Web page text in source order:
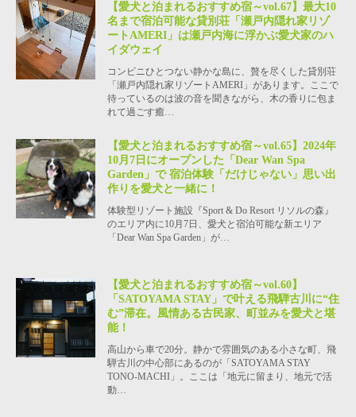
【愛犬と泊まれるおすすめ宿～vol.67】最大10
名まで宿泊可能な貸別荘「瀬戸内隠れ家リゾ
ートAMERI」は瀬戸内海に浮かぶ愛犬家のハ
イダウェイ
コンビニひとつない静かな島に、贅を尽くした貸別荘
「瀬戸内隠れ家リゾートAMERI」があります。ここで
待っているのは波の音を聞きながら、木の香りに包ま
れて過ごす癒…
【愛犬と泊まれるおすすめ宿～vol.65】2024年
10月7日にオープンした「Dear Wan Spa
Garden」で 宿泊体験「だけじゃない」思い出
作りを愛犬と一緒に！
体験型リゾート施設『Sport & Do Resort リソルの森』
のエリア内に10月7日、愛犬と宿泊可能な新エリア
「Dear Wan Spa Garden」が…
【愛犬と泊まれるおすすめ宿～vol.60】
「SATOYAMA STAY」で叶える飛騨古川に“住
む”滞在。風情ある古民家、町並みを愛犬と堪
能！
高山から車で20分。静かで雰囲気のある小さな町、飛
騨古川の中心部にあるのが「SATOYAMA STAY
TONO-MACHI」。ここは「地元に留まり、地元で活
動…